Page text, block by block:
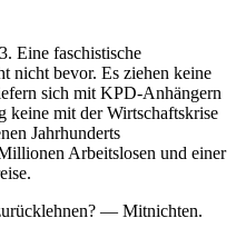
Eine faschistische
nicht bevor. Es ziehen keine
sich mit KPD-Anhängern
keine mit der Wirtschaftskrise
Jahrhunderts
Arbeitslosen und einer
— Mitnichten.